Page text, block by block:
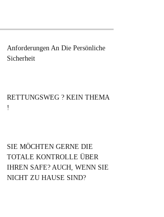
Anforderungen An Die Persönliche
Sicherheit
RETTUNGSWEG ? KEIN THEMA
!
SIE MÖCHTEN GERNE DIE
TOTALE KONTROLLE ÜBER
IHREN SAFE? AUCH, WENN SIE
NICHT ZU HAUSE SIND?